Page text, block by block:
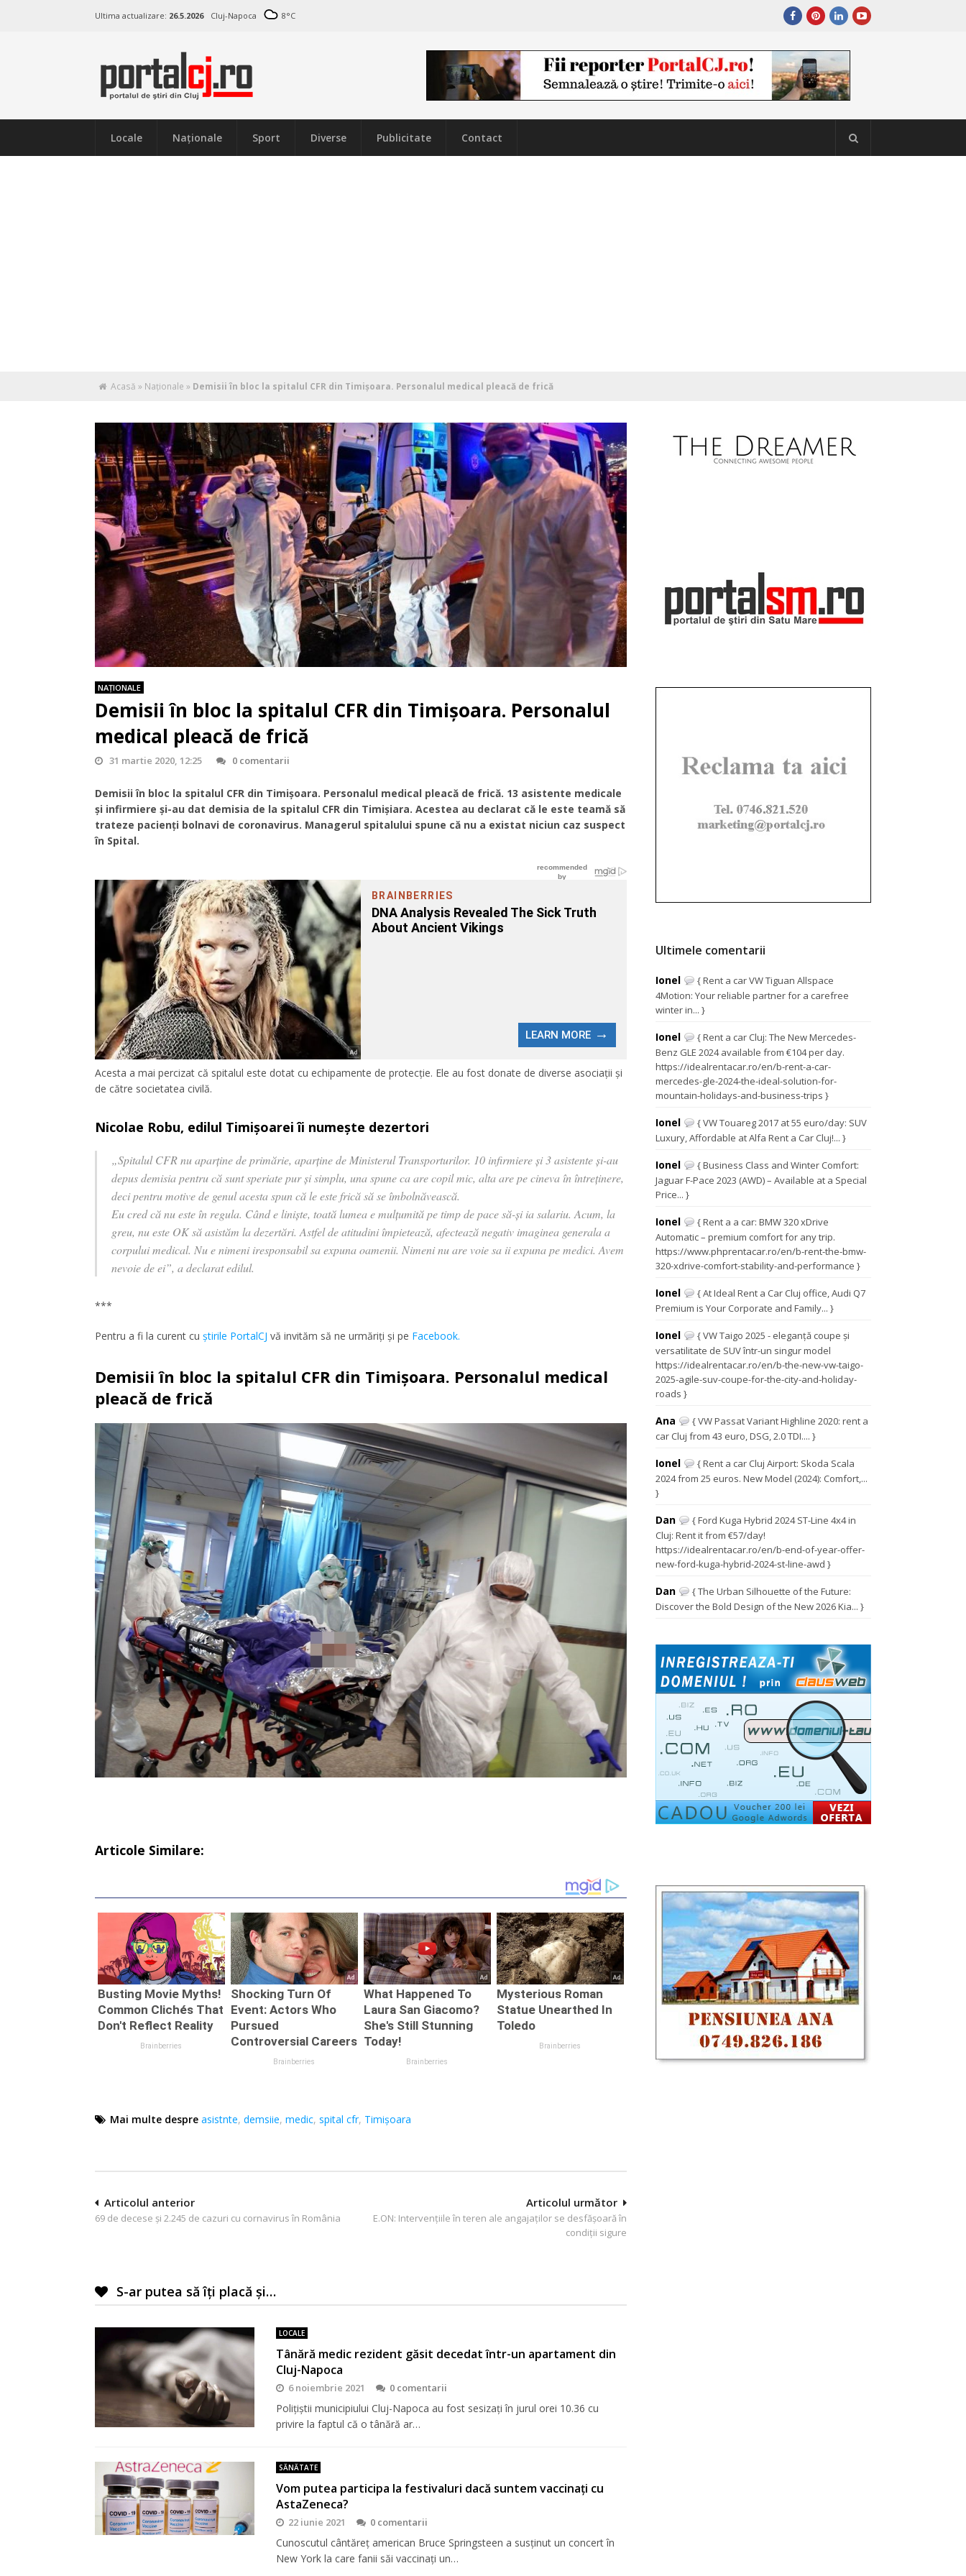
Ultima actualizare: 26.5.2026 Cluj-Napoca 8°C
Locale Naţionale Sport Diverse Publicitate Contact
Acasă » Naţionale » Demisii în bloc la spitalul CFR din Timișoara. Personalul medical pleacă de frică
NAŢIONALE
Demisii în bloc la spitalul CFR din Timișoara. Personalul
medical pleacă de frică
31 martie 2020, 12:25 0 comentarii
Demisii în bloc la spitalul CFR din Timișoara. Personalul medical pleacă de frică. 13 asistente medicale
și infirmiere și-au dat demisia de la spitalul CFR din Timișiara. Acestea au declarat că le este teamă să
trateze pacienți bolnavi de coronavirus. Managerul spitalului spune că nu a existat niciun caz suspect
în Spital.
Acesta a mai percizat că spitalul este dotat cu echipamente de protecție. Ele au fost donate de diverse asociații și
de către societatea civilă.
Nicolae Robu, edilul Timișoarei îi numește dezertori
„Spitalul CFR nu aparține de primărie, aparține de Ministerul Transporturilor. 10 infirmiere și 3 asistente și-au
depus demisia pentru că sunt speriate pur și simplu, una spune ca are copil mic, alta are pe cineva în întreținere,
deci pentru motive de genul acesta spun că le este frică să se îmbolnăvească.
Eu cred că nu este în regula. Când e liniște, toată lumea e mulțumită pe timp de pace să-și ia salariu. Acum, la
greu, nu este OK să asistăm la dezertări. Astfel de atitudini împietează, afectează negativ imaginea generala a
corpului medical. Nu e nimeni iresponsabil sa expuna oamenii. Nimeni nu are voie sa ii expuna pe medici. Avem
nevoie de ei”, a declarat edilul.
***
Pentru a fi la curent cu ştirile PortalCJ vă invităm să ne urmăriţi şi pe Facebook.
Demisii în bloc la spitalul CFR din Timișoara. Personalul medical
pleacă de frică
Articole Similare:
Mai multe despre asistnte, demsiie, medic, spital cfr, Timișoara
Navigare
în
Articolul următor
E.ON: Intervențiile în teren ale angajaților se desfășoară în
condiții sigure
Articolul anterior
69 de decese și 2.245 de cazuri cu cornavirus în România
S-ar putea să îți placă și…
LOCALE
Tânără medic rezident găsit decedat într-un apartament din
Cluj-Napoca
6 noiembrie 2021 0 comentarii
Polițiștii municipiului Cluj-Napoca au fost sesizați în jurul orei 10.36 cu
privire la faptul că o tânără ar…
SĂNĂTATE
Vom putea participa la festivaluri dacă suntem vaccinați cu
AstaZeneca?
22 iunie 2021 0 comentarii
Cunoscutul cântăreț american Bruce Springsteen a susținut un concert în
New York la care fanii săi vaccinați un…
Ultimele comentarii
Ionel
{ Rent a car VW Tiguan Allspace
4Motion: Your reliable partner for a carefree
winter in... }
Ionel
{ Rent a car Cluj: The New Mercedes-
Benz GLE 2024 available from €104 per day.
https://idealrentacar.ro/en/b-rent-a-car-
mercedes-gle-2024-the-ideal-solution-for-
mountain-holidays-and-business-trips }
Ionel
{ VW Touareg 2017 at 55 euro/day: SUV
Luxury, Affordable at Alfa Rent a Car Cluj!... }
Ionel
{ Business Class and Winter Comfort:
Jaguar F-Pace 2023 (AWD) – Available at a Special
Price... }
Ionel
{ Rent a a car: BMW 320 xDrive
Automatic – premium comfort for any trip.
https://www.phprentacar.ro/en/b-rent-the-bmw-
320-xdrive-comfort-stability-and-performance }
Ionel
{ At Ideal Rent a Car Cluj office, Audi Q7
Premium is Your Corporate and Family... }
Ionel
{ VW Taigo 2025 - eleganță coupe și
versatilitate de SUV într-un singur model
https://idealrentacar.ro/en/b-the-new-vw-taigo-
2025-agile-suv-coupe-for-the-city-and-holiday-
roads }
Ana
{ VW Passat Variant Highline 2020: rent a
car Cluj from 43 euro, DSG, 2.0 TDI.... }
Ionel
{ Rent a car Cluj Airport: Skoda Scala
2024 from 25 euros. New Model (2024): Comfort,...
}
Dan
{ Ford Kuga Hybrid 2024 ST-Line 4x4 in
Cluj: Rent it from €57/day!
https://idealrentacar.ro/en/b-end-of-year-offer-
new-ford-kuga-hybrid-2024-st-line-awd }
Dan
{ The Urban Silhouette of the Future:
Discover the Bold Design of the New 2026 Kia... }